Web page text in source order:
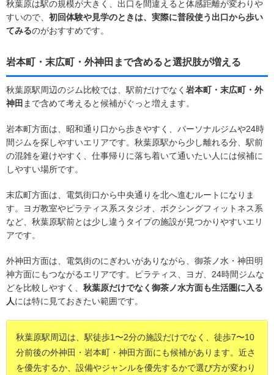
秋葉原は駅の規模が大きく、出口を間違えると体感距離が変わりや
すいので、 初回体験や見学のときは、実際に普段使う出口から歩い
てみるのがおすすめです。
岩本町・末広町・外神田まで含めると選択肢が増える
秋葉原駅周辺のジム比較では、駅前だけでなく 岩本町・末広町・外
神田 まで含めて考えると候補がぐっと増えます。
岩本町方面は、昭和通り口から歩きやすく、パーソナルジムや24時
間ジムを探しやすいエリアです。秋葉原駅から少し離れる分、駅前
の混雑を避けやすく、仕事帰りに落ち着いて通いたい人には候補に
しやすい場所です。
末広町方面は、電気街口から中央通りを北へ進むルートになりま
す。ヨガ教室やピラティス系スタジオ、ボクシングフィットネス系
など、秋葉原駅前とは少し違うタイプの施設が見つかりやすいエリ
アです。
外神田方面は、電気街のにぎわいがありながら、御茶ノ水・神田明
神方面にもつながるエリアです。ピラティス、ヨガ、24時間ジムな
どを比較しやすく、 秋葉原だけでなく御茶ノ水方面も生活圏に入る
人には特に見ておきたい範囲です。
秋葉原駅周辺は、駅徒歩1〜2分の施設だけでなく、徒歩7〜10
分前後の外神田・岩本町・神田方面にも候補があります。近さ
を優先するか、設備やジャンルを優先するかで選び方が変わり